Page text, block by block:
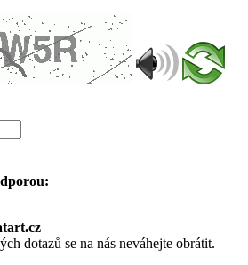
dotazů se na nás neváhejte obrátit.